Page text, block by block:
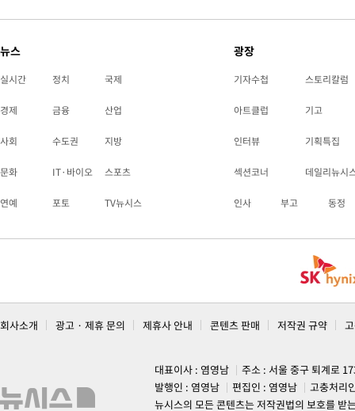
뉴스
실시간 정치 국제
경제 금융 산업
사회 수도권 지방
문화 IT·바이오 스포츠
연예 포토 TV뉴시스
광장
기자수첩 스토리칼럼
아트클럽 기고
인터뷰 기획특집
섹션코너 데일리뉴시
인사 부고 동정
회사소개 광고 · 제휴 문의 제휴사 안내 콘텐츠 판매 저작권 규약
대표이사 : 염영남
주소 : 서울 중구 퇴계로
발행인 : 염영남
편집인 : 염영남
고충처리
뉴시스의 모든 콘텐츠는 저작권법의 보호를